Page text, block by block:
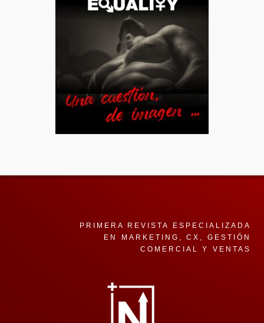
PRIMERA REVISTA ESPECIALIZADA
EN MARKETING, CX, GESTIÓN
COMERCIAL Y VENTAS